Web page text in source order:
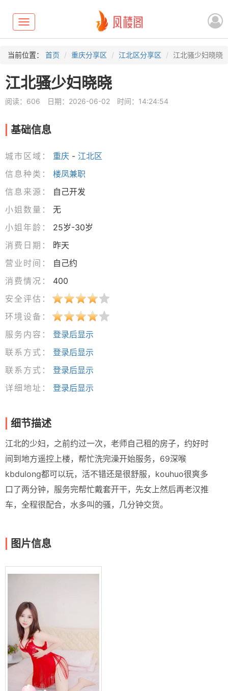
Toggle
navigation
当前位置： 首页 重庆分享区 江北区分享区 江北骚少妇晓晓
江北骚少妇晓晓
阅读：606 日期：2026-06-02 时间：14:24:54
基础信息
城市区域： 重庆 - 江北区
信息种类：
楼凤兼职
信息来源：
自己开发
小姐数量：
无
小姐年龄：
25岁-30岁
消费日期：
昨天
营业时间：
自己约
消费情况：
400
安全评估：
环境设备：
服务内容：
登录后显示
联系方式：
登录后显示
联系方式：
登录后显示
详细地址：
登录后显示
细节描述
江北的少妇，之前约过一次，老师自己租的房子，约好时
间到地方遥控上楼，帮忙洗完澡开始服务，69深喉
kbdulong都可以玩，活不错还是很舒服，kouhuo很爽多
口了两分钟，服务完帮忙戴套开干，先女上然后再老汉推
车，全程很配合，水多叫的骚，几分钟交货。
图片信息